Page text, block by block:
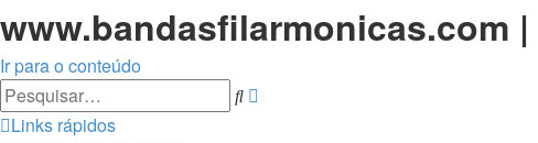
www.bandasfilarmonicas.com
Ir para o conteúdo
Pesquisar
Links rápidos